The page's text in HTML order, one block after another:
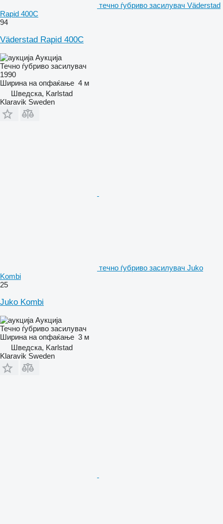
течно ѓубриво засилувач Väderstad
Rapid 400C
94
Väderstad Rapid 400C
Аукција
Течно ѓубриво засилувач
1990
Ширина на опфаќање 4 м
Шведска, Karlstad
Klaravik Sweden
течно ѓубриво засилувач Juko
Kombi
25
Juko Kombi
Аукција
Течно ѓубриво засилувач
Ширина на опфаќање 3 м
Шведска, Karlstad
Klaravik Sweden